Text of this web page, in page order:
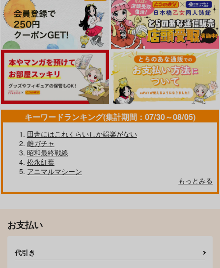
キーワードランキング(集計期間：07/30～08/05)
田舎にはこれくらいしか娯楽がない
雌ガチャ
昭和最終戦線
松永紅葉
アニマルマシーン
もっとみる
お支払い
代引き